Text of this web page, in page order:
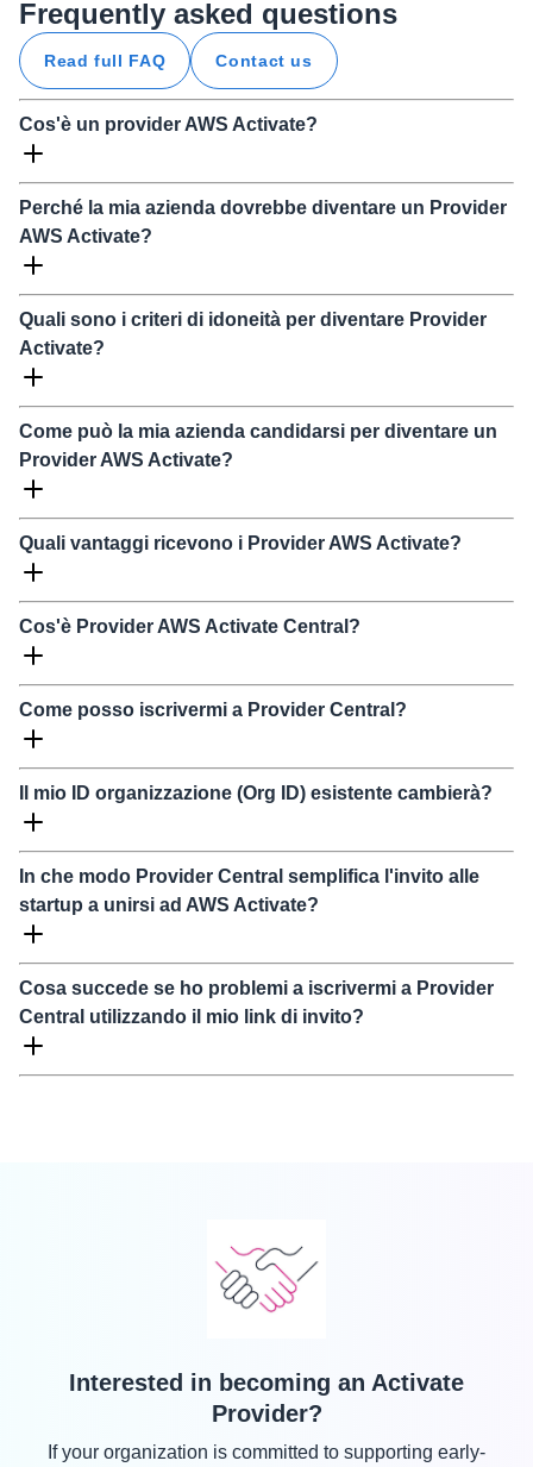
Frequently asked questions
Read full FAQ Contact us
Cos'è un provider AWS Activate?
Perché la mia azienda dovrebbe diventare un Provider
AWS Activate?
Quali sono i criteri di idoneità per diventare Provider
Activate?
Come può la mia azienda candidarsi per diventare un
Provider AWS Activate?
Quali vantaggi ricevono i Provider AWS Activate?
Cos'è Provider AWS Activate Central?
Come posso iscrivermi a Provider Central?
Il mio ID organizzazione (Org ID) esistente cambierà?
In che modo Provider Central semplifica l'invito alle
startup a unirsi ad AWS Activate?
Cosa succede se ho problemi a iscrivermi a Provider
Central utilizzando il mio link di invito?
Interested in becoming an Activate
Provider?
If your organization is committed to supporting early-